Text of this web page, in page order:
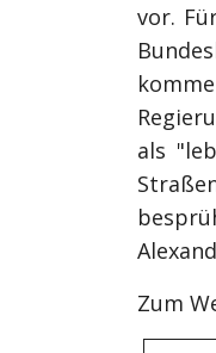
vor.
als
Zum